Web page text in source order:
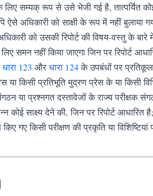
के लिए सम्यक् रूप से उसे भेजी गई है,
ऐसे अधिकारी को साक्षी के रूप में नहीं बुलाया
को उसकी रिपोर्ट की विषय-वस्तु के
नहीं किया जाएगा जिन पर रिपोर्ट
धारा 123 और धारा 124के उपबंधों पर प्रतिकूल
किसी प्रतिभूति मुद्रण प्रेस के या किसी विधि
या प्रश्नगत दस्तावेजों के राज्य परीक्षक
साक्ष्य देने की, जिन पर रिपोर्ट आधारित
गए किसी परीक्षण की प्रकृति या